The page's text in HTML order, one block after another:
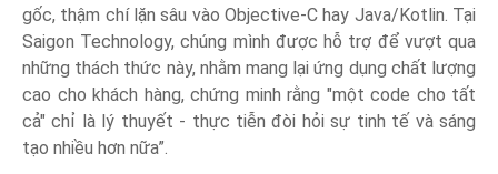
gốc, thậm chí lặn sâu vào Objective-C hay Java/Kotlin. Tại
Saigon Technology, chúng mình được hỗ trợ để vượt qua
những thách thức này, nhằm mang lại ứng dụng chất lượng
cao cho khách hàng, chứng minh rằng "một code cho tất
cả" chỉ là lý thuyết - thực tiễn đòi hỏi sự tinh tế và sáng
tạo nhiều hơn nữa”.